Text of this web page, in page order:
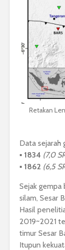
Retakan
Data sejarah
▪︎ 1834 (7,0
▪︎ 1862 (6,5
Sejak gempa
silam, Sesar
Hasil
2019~2021
timur Sesar
Itupun